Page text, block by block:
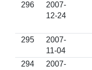
296
2007-
12-24
295
2007-
11-04
294
2007-